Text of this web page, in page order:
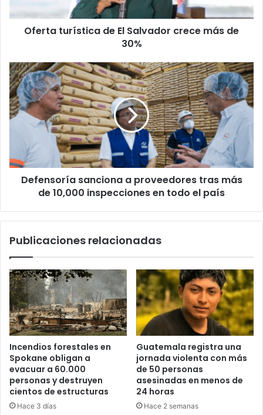
30%
Oferta turística de El Salvador crece más de
30%
Defensoría
sanciona
a
proveedores
tras
10,000
inspecciones
Defensoría sanciona a proveedores tras más
de 10,000 inspecciones en todo el país
Publicaciones relacionadas
Incendios forestales en
Spokane obligan a
evacuar a 60.000
personas y destruyen
cientos de estructuras
Hace 3 días
Guatemala registra una
jornada violenta con más
de 50 personas
asesinadas en menos de
24 horas
Hace 2 semanas